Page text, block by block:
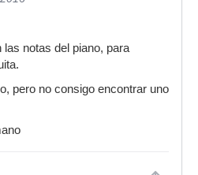
notas del piano, para
pero no consigo encontrar uno